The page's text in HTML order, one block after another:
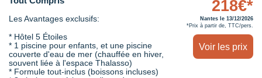
Les Avantages exclusifs:
* Hôtel 5 Étoiles
* 1 piscine pour enfants, et une piscine
couverte d'eau de mer (chauffée en hiver,
souvent liée à l'espace Thalasso)
* Formule tout-inclus (boissons incluses)
218€*
Nantes le 13/12/2026
*Prix à partir de, TTC/pers.
Voir les prix